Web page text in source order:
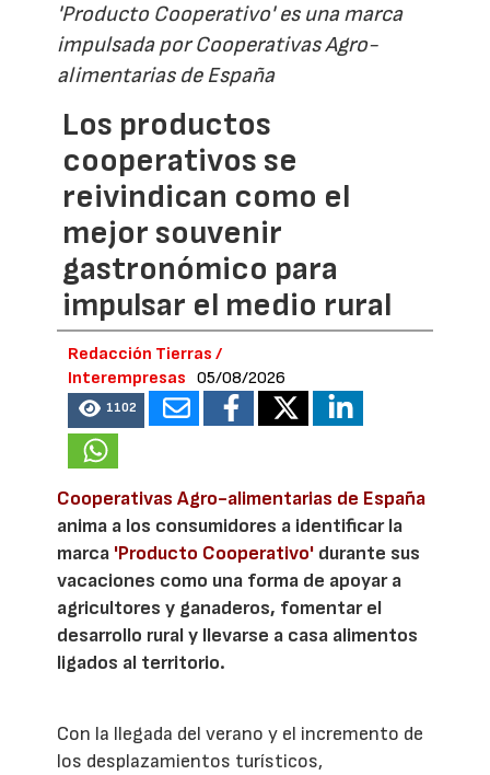
'Producto Cooperativo' es una marca
impulsada por Cooperativas Agro-
alimentarias de España
Los productos
cooperativos se
reivindican como el
mejor souvenir
gastronómico para
impulsar el medio rural
Redacción Tierras /
Interempresas
05/08/2026
1102
Cooperativas Agro-alimentarias de España
anima a los consumidores a identificar la
marca 'Producto Cooperativo' durante sus
vacaciones como una forma de apoyar a
agricultores y ganaderos, fomentar el
desarrollo rural y llevarse a casa alimentos
ligados al territorio.
Con la llegada del verano y el incremento de
los desplazamientos turísticos,